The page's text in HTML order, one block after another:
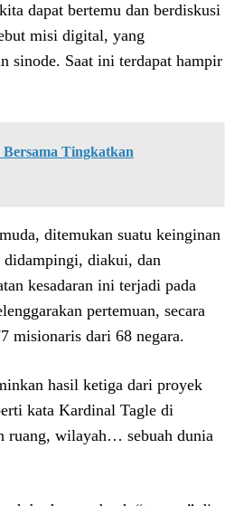
dapat bertemu dan berdiskusi
misi digital, yang
sinode. Saat ini terdapat hampir
Tingkatkan
ditemukan suatu keinginan
didampingi, diakui, dan
kesadaran ini terjadi pada
pertemuan, secara
misionaris dari 68 negara.
hasil ketiga dari proyek
kata Kardinal Tagle di
ruang, wilayah… sebuah dunia